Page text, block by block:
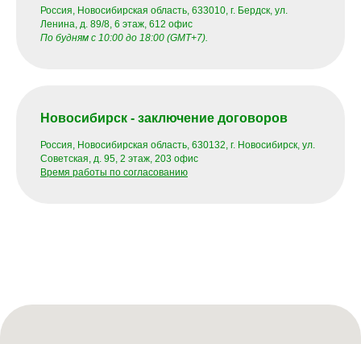
Россия, Новосибирская область, 633010, г. Бердск, ул.
Ленина, д. 89/8, 6 этаж, 612 офис
По будням с 10:00 до 18:00 (GMT+7).
Новосибирск - заключение договоров
Россия, Новосибирская область, 630132, г. Новосибирск, ул.
Советская, д. 95, 2 этаж, 203 офис
Время работы по согласованию